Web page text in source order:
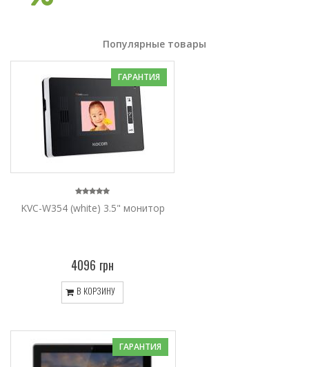
Популярные товары
ГАРАНТИЯ
KVC-W354 (white) 3.5" монитор
4096 грн
В КОРЗИНУ
ГАРАНТИЯ